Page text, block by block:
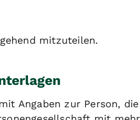
mitzuteilen.
Angaben zur Person,